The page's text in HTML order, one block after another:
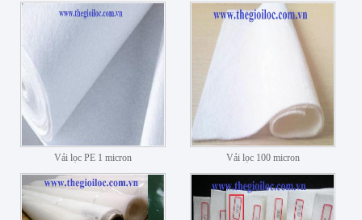
Vải lọc PE 1 micron Vải lọc 100 micron